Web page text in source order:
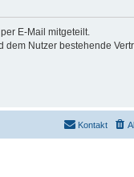
E-Mail mitgeteilt.
Nutzer bestehende
Kontakt